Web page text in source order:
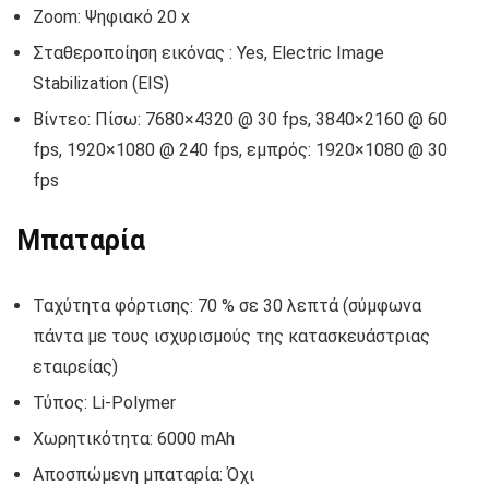
Zoom: Ψηφιακό 20 x
Σταθεροποίηση εικόνας : Yes, Electric Image
Stabilization (EIS)
Βίντεο: Πίσω: 7680×4320 @ 30 fps, 3840×2160 @ 60
fps, 1920×1080 @ 240 fps, εμπρός: 1920×1080 @ 30
fps
Μπαταρία
Ταχύτητα φόρτισης: 70 % σε 30 λεπτά (σύμφωνα
πάντα με τους ισχυρισμούς της κατασκευάστριας
εταιρείας)
Τύπος: Li-Polymer
Χωρητικότητα: 6000 mAh
Αποσπώμενη μπαταρία: Όχι